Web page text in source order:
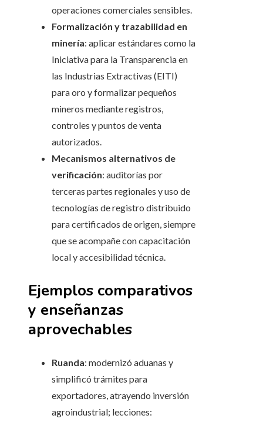
operaciones comerciales sensibles.
Formalización y trazabilidad en
minería: aplicar estándares como la
Iniciativa para la Transparencia en
las Industrias Extractivas (EITI)
para oro y formalizar pequeños
mineros mediante registros,
controles y puntos de venta
autorizados.
Mecanismos alternativos de
verificación: auditorías por
terceras partes regionales y uso de
tecnologías de registro distribuido
para certificados de origen, siempre
que se acompañe con capacitación
local y accesibilidad técnica.
Ejemplos comparativos
y enseñanzas
aprovechables
Ruanda: modernizó aduanas y
simplificó trámites para
exportadores, atrayendo inversión
agroindustrial; lecciones: